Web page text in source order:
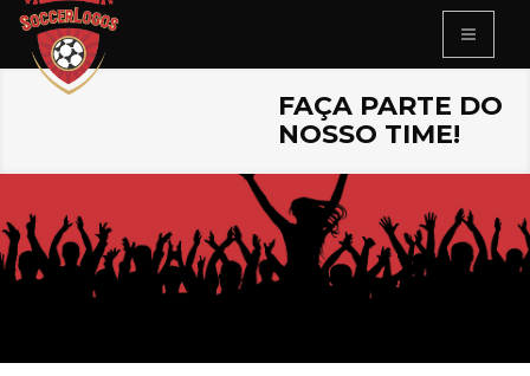
FAÇA PARTE DO
NOSSO TIME!